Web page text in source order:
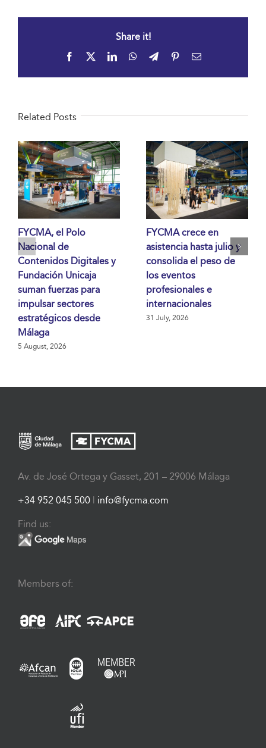
Share it!
Facebook LinkedInWhatsApp
TelegramPinterestEmail
Related Posts
FYCMA, el Polo
Nacional de
Contenidos Digitales y
Fundación Unicaja
suman fuerzas para
impulsar sectores
estratégicos desde
Málaga
5 August, 2026
FYCMA crece en
asistencia hasta julio y
consolida el peso de
los eventos
profesionales e
internacionales
31 July, 2026
Av. de José Ortega y Gasset, 201 – 29006 Málaga
+34 952 045 500 | info@fycma.com
Find us:
Members of: